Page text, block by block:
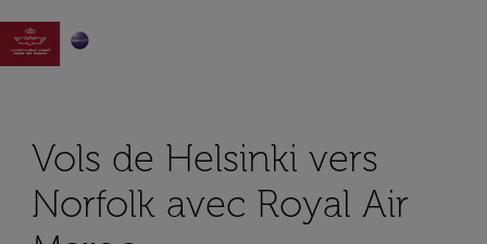

Vols de Helsinki vers
Norfolk avec Royal Air